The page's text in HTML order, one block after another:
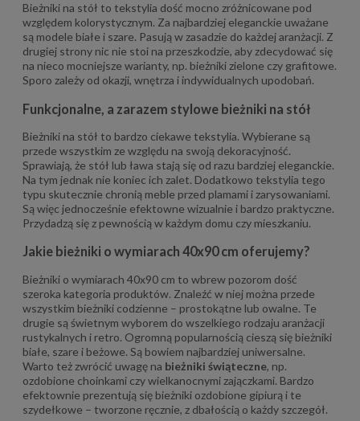
Bieżniki na stół to tekstylia dość mocno zróżnicowane pod
względem kolorystycznym. Za najbardziej eleganckie uważane
są modele białe i szare. Pasują w zasadzie do każdej aranżacji. Z
drugiej strony nic nie stoi na przeszkodzie, aby zdecydować się
na nieco mocniejsze warianty, np. bieżniki zielone czy grafitowe.
Sporo zależy od okazji, wnętrza i indywidualnych upodobań.
Funkcjonalne, a zarazem stylowe bieżniki na stół
Bieżniki na stół to bardzo ciekawe tekstylia. Wybierane są
przede wszystkim ze względu na swoją dekoracyjność.
Sprawiają, że stół lub ława stają się od razu bardziej eleganckie.
Na tym jednak nie koniec ich zalet. Dodatkowo tekstylia tego
typu skutecznie chronią meble przed plamami i zarysowaniami.
Są więc jednocześnie efektowne wizualnie i bardzo praktyczne.
Przydadzą się z pewnością w każdym domu czy mieszkaniu.
Jakie bieżniki o wymiarach 40x90 cm oferujemy?
Bieżniki o wymiarach 40x90 cm to wbrew pozorom dość
szeroka kategoria produktów. Znaleźć w niej można przede
wszystkim bieżniki codzienne – prostokątne lub owalne. Te
drugie są świetnym wyborem do wszelkiego rodzaju aranżacji
rustykalnych i retro. Ogromną popularnością cieszą się bieżniki
białe, szare i beżowe. Są bowiem najbardziej uniwersalne.
Warto też zwrócić uwagę na bieżniki świąteczne, np.
ozdobione choinkami czy wielkanocnymi zajączkami. Bardzo
efektownie prezentują się bieżniki ozdobione gipiurą i te
szydełkowe – tworzone ręcznie, z dbałością o każdy szczegół.